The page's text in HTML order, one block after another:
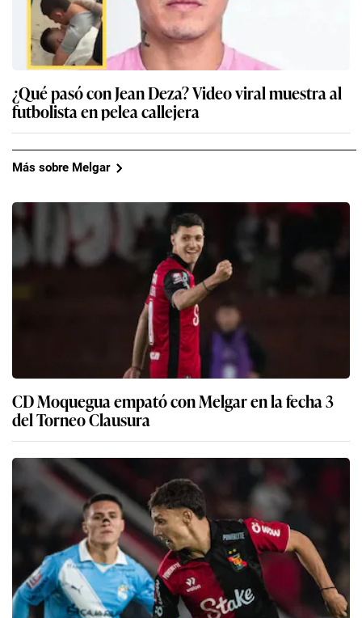
¿Qué pasó con Jean Deza? Video viral muestra al
futbolista en pelea callejera
Más sobre Melgar
CD Moquegua empató con Melgar en la fecha 3
del Torneo Clausura